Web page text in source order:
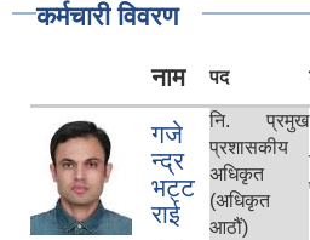
कर्मचारी विवरण
नाम पद
गजे
न्द्र
भट्ट
राई
नि. प्रमुख
प्रशासकीय
अधिकृत
(अधिकृत
आठौं)